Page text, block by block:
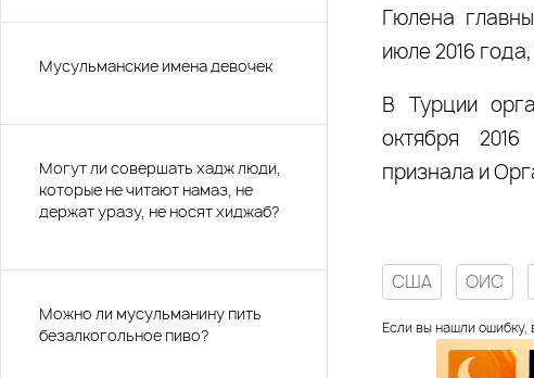
Мусульманские имена девочек
Могут ли совершать хадж люди,
которые не читают намаз, не
держат уразу, не носят хиджаб?
Можно ли мусульманину пить
безалкогольное пиво?
Гюлена
июле 2016
В Турции
октября
признала и
США ОИС
Если вы нашли ошибку,